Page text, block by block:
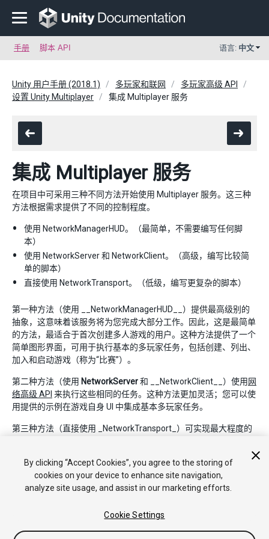
手册 脚本 API 语言: 中文
Unity 用户手册 (2018.1) 多玩家和联网
多玩家高级 API
设置 Unity Multiplayer
集成 Multiplayer 服务
集成 Multiplayer 服务
在项目中可采用三种不同方法开始使用 Multiplayer 服务。这三种
方法根据需求提供了不同的控制程度。
使用 NetworkManagerHUD。（最简单，不需要编写任何脚
本）
使用 NetworkServer 和 NetworkClient。（高级，编写比较简
单的脚本）
直接使用 NetworkTransport。（低级，编写更复杂的脚本）
第一种方法（使用 __NetworkManagerHUD__）提供最高级别的
抽象，这意味着该服务将为您完成大部分工作。因此，这是最简单
的方法，最适合于首次创建多人游戏的用户。这种方法提供了一个
简单图形界面，可用于执行基本的多玩家任务，包括创建、列出、
加入和启动游戏（称为“比赛”）。
第二种方法（使用 NetworkServer和 __NetworkClient__）使用 网
络高级 API 来执行这些相同的任务。这种方法更加灵活；您可以使
用提供的示例在游戏自身 UI 中集成基本多玩家任务。
第三种方法（直接使用 _NetworkTransport_）可实现最大程度的
By clicking “Accept Cookies”, you agree to the storing of
cookies on your device to enhance site navigation,
analyze site usage, and assist in our marketing efforts.
Cookie Settings